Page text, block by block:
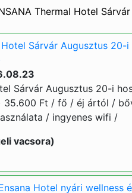
Thermal Hotel
Sárvár Augusztus 20-i
Sárvár Augusztus 20-i
35.600 Ft / fő / éj ártól /
/ ingyenes wifi /
vacsora)
Hotel nyári wellness